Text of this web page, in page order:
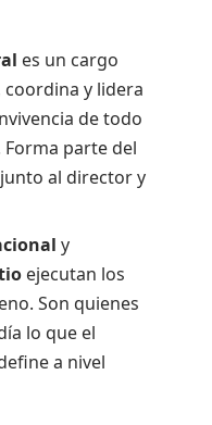
es un cargo
y lidera
de todo
parte del
al director y
y
ejecutan los
Son quienes
lo que el
a nivel